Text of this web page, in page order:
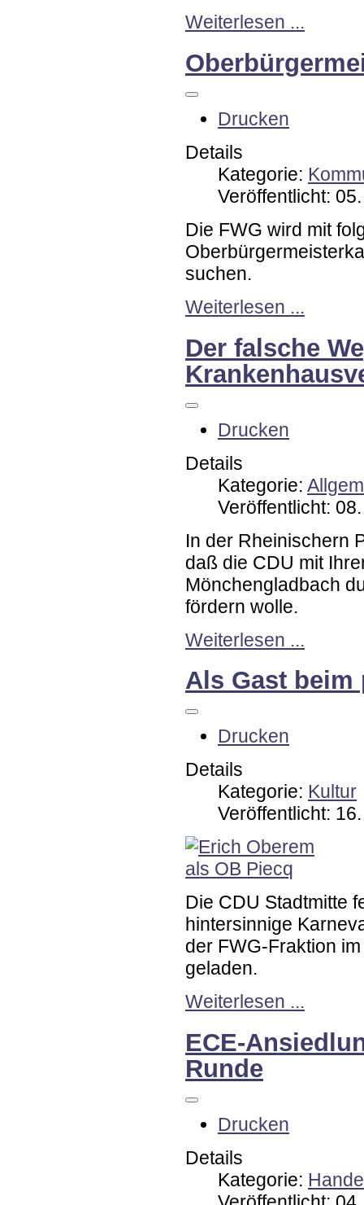
Weiterlesen ...
Drucken
Details
Kategorie:
Veröffentlicht:
Die FWG wird mit
suchen.
Weiterlesen ...
Der falsche
Drucken
Details
Kategorie:
Veröffentlicht:
In der Rheinischern
daß die CDU mit
Mönchengladbach
fördern wolle.
Weiterlesen ...
Als Gast
Drucken
Details
Kategorie: Kultur
Veröffentlicht:
Die CDU Stadtmitte
hintersinnige
der FWG-Fraktion
geladen.
Weiterlesen ...
ECE-
Runde
Drucken
Details
Kategorie: